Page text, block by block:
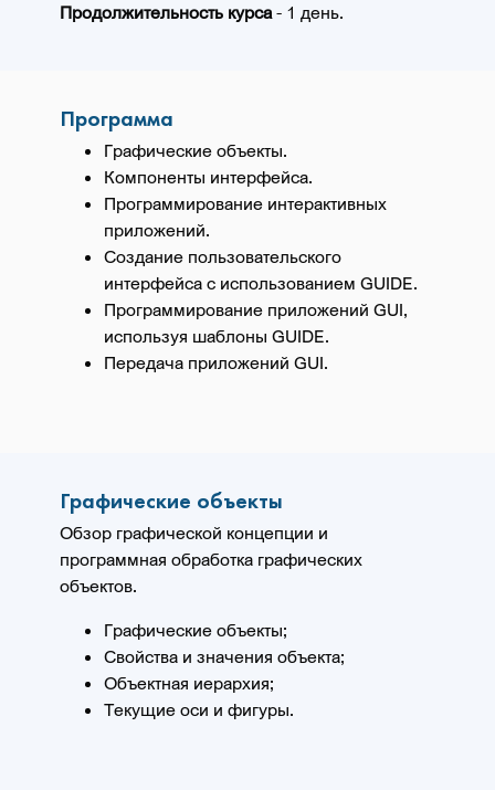
Продолжительность курса- 1 день.
Программа
Графические объекты.
Компоненты интерфейса.
Программирование интерактивных
приложений.
Создание пользовательского
интерфейса с использованием GUIDE.
Программирование приложений GUI,
используя шаблоны GUIDE.
Передача приложений GUI.
Графические объекты
Обзор графической концепции и
программная обработка графических
объектов.
Графические объекты;
Свойства и значения объекта;
Объектная иерархия;
Текущие оси и фигуры.